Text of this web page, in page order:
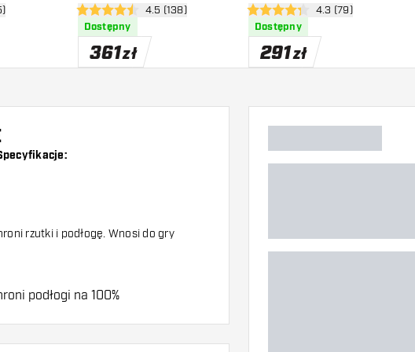
recenzji otwórz panel recenzji
4.5 gwiazdki oceny4.5 (138)
Dostępny
361zł
otwórz panel
4.3 gwiazdki oceny4.3 (79)
Dostępny
291zł
rzutki i podłogę. Wnosi do gry
podłogi na 100%